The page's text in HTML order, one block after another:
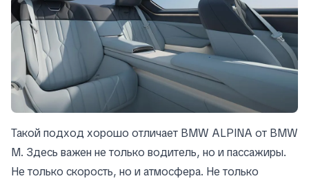
Такой подход хорошо отличает BMW ALPINA от BMW
M. Здесь важен не только водитель, но и пассажиры.
Не только скорость, но и атмосфера. Не только